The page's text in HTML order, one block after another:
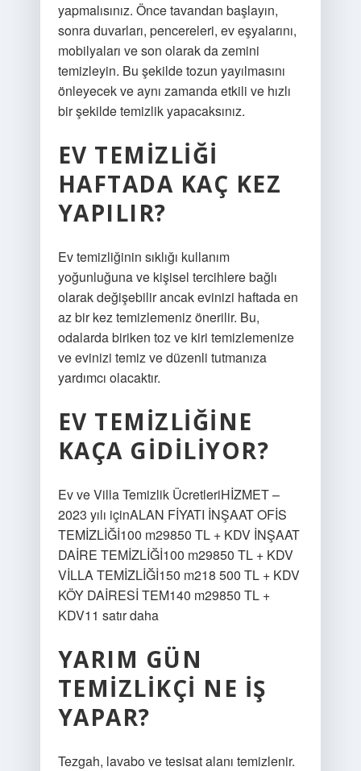
yapmalısınız. Önce tavandan başlayın,
sonra duvarları, pencereleri, ev eşyalarını,
mobilyaları ve son olarak da zemini
temizleyin. Bu şekilde tozun yayılmasını
önleyecek ve aynı zamanda etkili ve hızlı
bir şekilde temizlik yapacaksınız.
EV TEMIZLIĞI
HAFTADA KAÇ KEZ
YAPILIR?
Ev temizliğinin sıklığı kullanım
yoğunluğuna ve kişisel tercihlere bağlı
olarak değişebilir ancak evinizi haftada en
az bir kez temizlemeniz önerilir. Bu,
odalarda biriken toz ve kiri temizlemenize
ve evinizi temiz ve düzenli tutmanıza
yardımcı olacaktır.
EV TEMIZLIĞINE
KAÇA GIDILIYOR?
Ev ve Villa Temizlik ÜcretleriHİZMET –
2023 yılı içinALAN FİYATI İNŞAAT OFİS
TEMİZLİĞİ100 m29850 TL + KDV İNŞAAT
DAİRE TEMİZLİĞİ100 m29850 TL + KDV
VİLLA TEMİZLİĞİ150 m218 500 TL + KDV
KÖY DAİRESİ TEM140 m29850 TL +
KDV11 satır daha
YARIM GÜN
TEMIZLIKÇI NE IŞ
YAPAR?
Tezgah, lavabo ve tesisat alanı temizlenir.